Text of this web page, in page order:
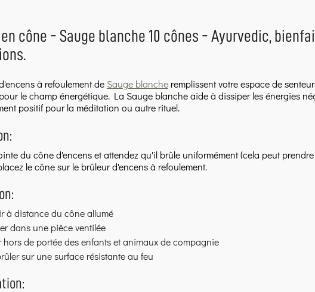
cône - Sauge blanche 10 cônes - Ayurvedic,
à refoulement de Sauge blancheremplissent votre espace de
le champ énergétique. La Sauge blanche aide à dissiper les énergies
positif pour la méditation ou autre rituel.
du cône d'encens et attendez qu'il brûle uniformément (cela peut
le cône sur le brûleur d'encens à refoulement.
à distance du cône allumé
dans une pièce ventilée
hors de portée des enfants et animaux de compagnie
sur une surface résistante au feu